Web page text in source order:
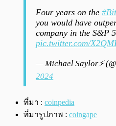
Four years on the
you would have
company in the S&P
pic.twitter.com/
— Michael Saylor⚡️
2024
ที่มา : coinpedia
ที่มารูปภาพ : coingape